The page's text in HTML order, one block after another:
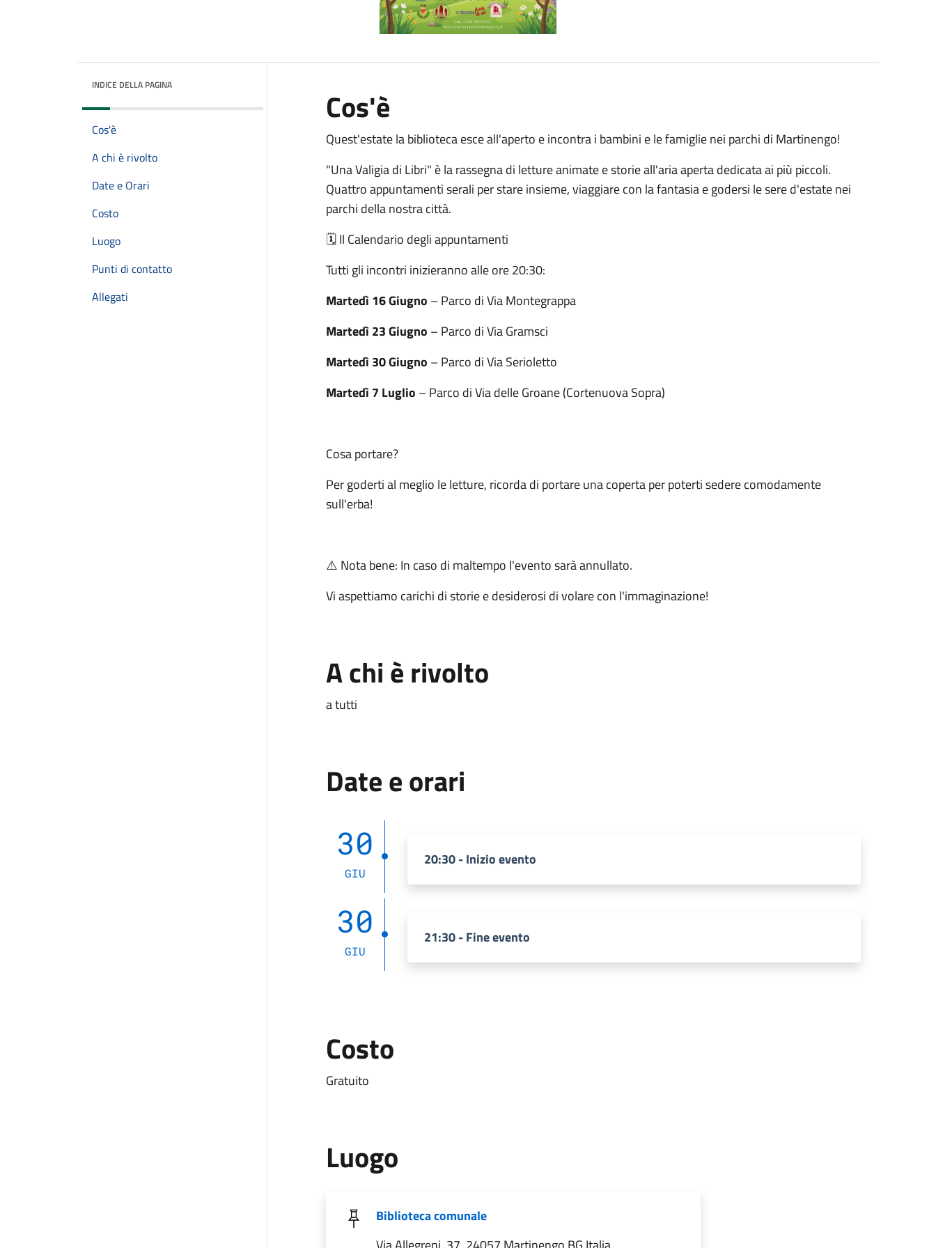
INDICE DELLA PAGINA
Cos'è
A chi è rivolto
Date e Orari
Costo
Luogo
Punti di contatto
Allegati
Cos'è
Quest'estate la biblioteca esce all'aperto e incontra i bambini e le famiglie nei parchi di Martinengo!
"Una Valigia di Libri" è la rassegna di letture animate e storie all'aria aperta dedicata ai più piccoli.
Quattro appuntamenti serali per stare insieme, viaggiare con la fantasia e godersi le sere d'estate nei
parchi della nostra città.
🗓️Il Calendario degli appuntamenti
Tutti gli incontri inizieranno alle ore 20:30:
Martedì 16 Giugno – Parco di Via Montegrappa
Martedì 23 Giugno – Parco di Via Gramsci
Martedì 30 Giugno – Parco di Via Serioletto
Martedì 7 Luglio – Parco di Via delle Groane (Cortenuova Sopra)
Cosa portare?
Per goderti al meglio le letture, ricorda di portare una coperta per poterti sedere comodamente
sull'erba!
⚠️ Nota bene: In caso di maltempo l'evento sarà annullato.
Vi aspettiamo carichi di storie e desiderosi di volare con l'immaginazione!
A chi è rivolto
a tutti
Date e orari
30
GIU
20:30 - Inizio evento
30
GIU
21:30 - Fine evento
Costo
Gratuito
Luogo
Biblioteca comunale